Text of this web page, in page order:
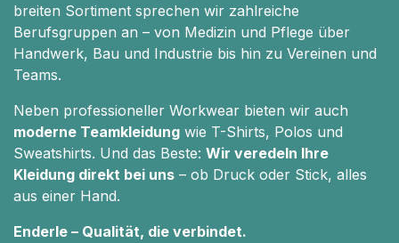
breiten Sortiment sprechen wir zahlreiche
Berufsgruppen an – von Medizin und Pflege über
Handwerk, Bau und Industrie bis hin zu Vereinen und
Teams.
Neben professioneller Workwear bieten wir auch
moderne Teamkleidung wie T-Shirts, Polos und
Sweatshirts. Und das Beste: Wir veredeln Ihre
Kleidung direkt bei uns – ob Druck oder Stick, alles
aus einer Hand.
Enderle – Qualität, die verbindet.